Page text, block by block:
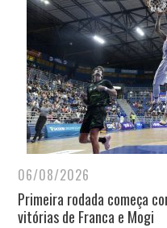
06/08/2026
Primeira rodada começa
vitórias de Franca e Mogi